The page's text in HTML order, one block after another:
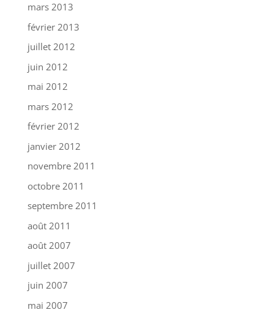
mars 2013
février 2013
juillet 2012
juin 2012
mai 2012
mars 2012
février 2012
janvier 2012
novembre 2011
octobre 2011
septembre 2011
août 2011
août 2007
juillet 2007
juin 2007
mai 2007